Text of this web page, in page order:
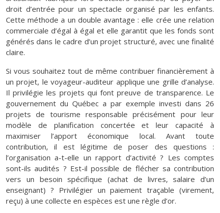
droit d’entrée pour un spectacle organisé par les enfants.
Cette méthode a un double avantage : elle crée une relation
commerciale d’égal à égal et elle garantit que les fonds sont
générés dans le cadre d’un projet structuré, avec une finalité
claire.
Si vous souhaitez tout de même contribuer financièrement à
un projet, le voyageur-auditeur applique une grille d’analyse.
Il privilégie les projets qui font preuve de transparence. Le
gouvernement du Québec a par exemple investi dans 26
projets de tourisme responsable précisément pour leur
modèle de planification concertée et leur capacité à
maximiser l’apport économique local. Avant toute
contribution, il est légitime de poser des questions :
l’organisation a-t-elle un rapport d’activité ? Les comptes
sont-ils audités ? Est-il possible de flécher sa contribution
vers un besoin spécifique (achat de livres, salaire d’un
enseignant) ? Privilégier un paiement traçable (virement,
reçu) à une collecte en espèces est une règle d’or.